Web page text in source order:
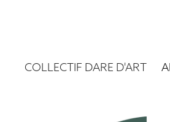
COLLECTIF DARE D'ART